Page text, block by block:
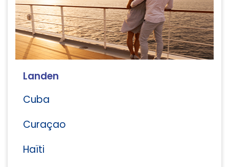
Landen
Cuba
Curaçao
Haïti